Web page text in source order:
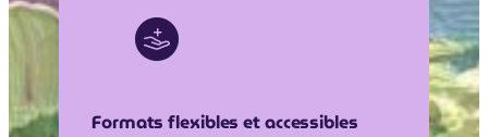
Formats flexibles et accessibles